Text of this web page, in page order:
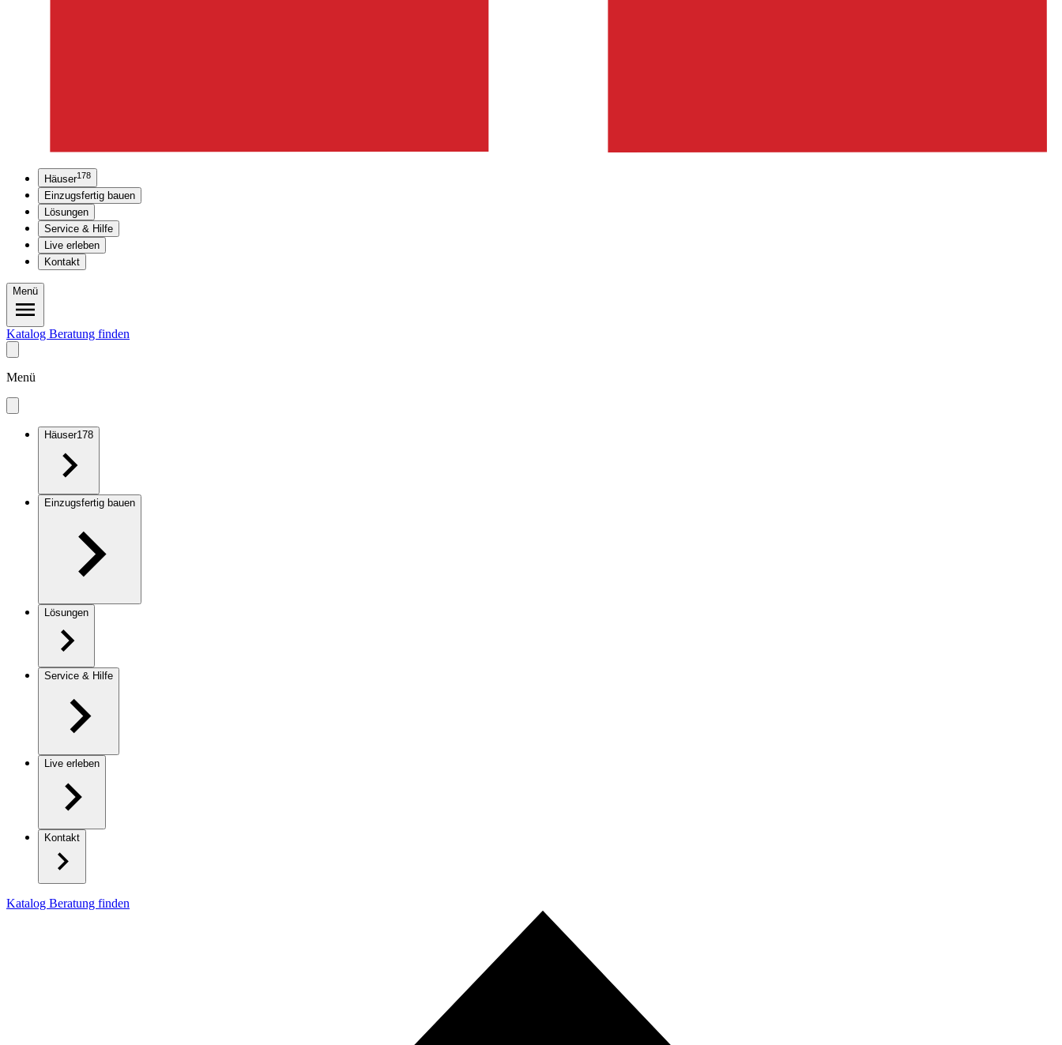
Häuser178
Einzugsfertig bauen
Lösungen
Service & Hilfe
Live erleben
Kontakt
Menü
Katalog Beratung finden
Menü
Häuser178
Einzugsfertig bauen
Lösungen
Service & Hilfe
Live erleben
Kontakt
Katalog Beratung finden